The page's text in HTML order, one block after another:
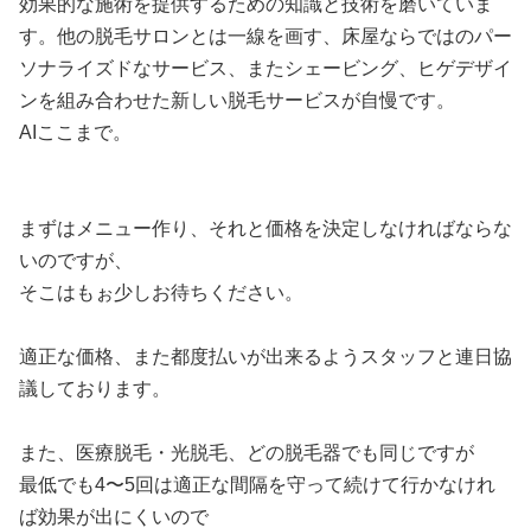
効果的な施術を提供するための知識と技術を磨いていま
す。他の脱毛サロンとは一線を画す、床屋ならではのパー
ソナライズドなサービス、またシェービング、ヒゲデザイ
ンを組み合わせた新しい脱毛サービスが自慢です。
AIここまで。
まずはメニュー作り、それと価格を決定しなければならな
いのですが、
そこはもぉ少しお待ちください。
適正な価格、また都度払いが出来るようスタッフと連日協
議しております。
また、医療脱毛・光脱毛、どの脱毛器でも同じですが
最低でも4〜5回は適正な間隔を守って続けて行かなけれ
ば効果が出にくいので